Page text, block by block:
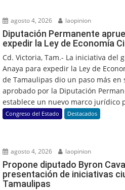
agosto 4, 2026 laopinion
Diputación Permanente
expedir la Ley de Economía
Cd. Victoria, Tam.- La iniciativa del
Anaya para expedir la Ley de
de Tamaulipas dio un paso más en
aprobado por la Diputación
establece un nuevo marco jurídico
Congreso del Estado Destacados
agosto 4, 2026 laopinion
Propone diputado Byron
presentación de iniciativas
Tamaulipas